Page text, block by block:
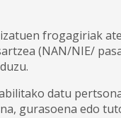
frogagiriak
(NAN/NIE/
datu
gurasoena edo